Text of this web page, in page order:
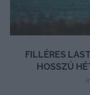
FILLÉRES
HOSSZÚ